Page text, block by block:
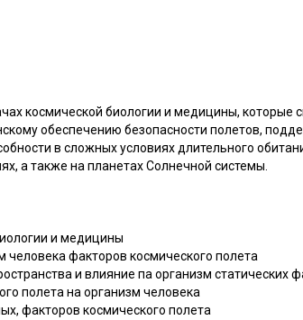
космической биологии и медицины, которые
обеспечению безопасности полетов,
в сложных условиях длительного
а также на планетах Солнечной системы.
и медицины
человека факторов космического полета
и влияние па организм статических
полета на организм человека
факторов космического полета